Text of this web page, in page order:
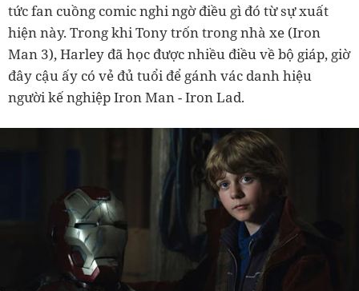
tức fan cuồng comic nghi ngờ điều gì đó từ sự xuất
hiện này. Trong khi Tony trốn trong nhà xe (Iron
Man 3), Harley đã học được nhiều điều về bộ giáp, giờ
đây cậu ấy có vẻ đủ tuổi để gánh vác danh hiệu
người kế nghiệp Iron Man - Iron Lad.